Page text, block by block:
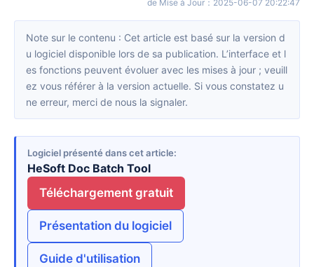
de Mise à Jour ： 2025-06-07 20:22:47
Note sur le contenu : Cet article est basé sur la version d
u logiciel disponible lors de sa publication. L’interface et l
es fonctions peuvent évoluer avec les mises à jour ; veuill
ez vous référer à la version actuelle. Si vous constatez u
ne erreur, merci de nous la signaler.
Logiciel présenté dans cet article
HeSoft Doc Batch Tool
Téléchargement gratuit
Présentation du logiciel
Guide d'utilisation